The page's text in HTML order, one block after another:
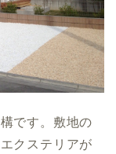
です。敷地の
クステリアが